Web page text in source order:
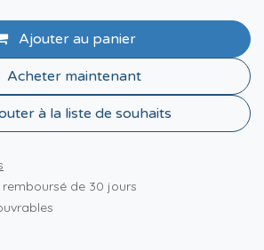
Ajouter au panier
Acheter maintenant
à la liste de souhaits
de 30 jours